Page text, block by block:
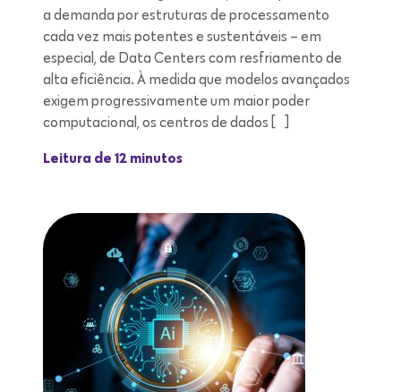
a demanda por estruturas de processamento
cada vez mais potentes e sustentáveis – em
especial, de Data Centers com resfriamento de
alta eficiência. À medida que modelos avançados
exigem progressivamente um maior poder
computacional, os centros de dados […]
Leitura de 12 minutos